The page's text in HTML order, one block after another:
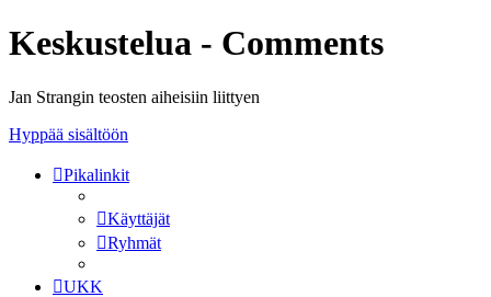
Keskustelua - Comments
Jan Strangin teosten aiheisiin liittyen
Hyppää sisältöön
Pikalinkit
Käyttäjät
Ryhmät
UKK